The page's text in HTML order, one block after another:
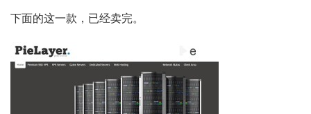
下面的这一款，已经卖完。